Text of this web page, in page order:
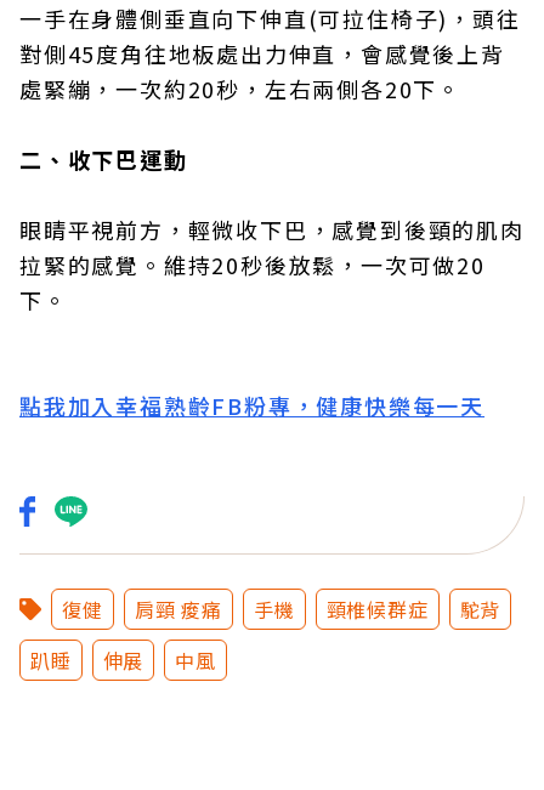
一手在身體側垂直向下伸直(可拉住椅子)，頭往
對側45度角往地板處出力伸直，會感覺後上背
處緊繃，一次約20秒，左右兩側各20下。
二、收下巴運動
眼睛平視前方，輕微收下巴，感覺到後頸的肌肉
拉緊的感覺。維持20秒後放鬆，一次可做20
下。
點我加入幸福熟齡FB粉專，健康快樂每一天
復健 肩頸 痠痛 手機 頸椎候群症
駝背
趴睡
伸展 中風